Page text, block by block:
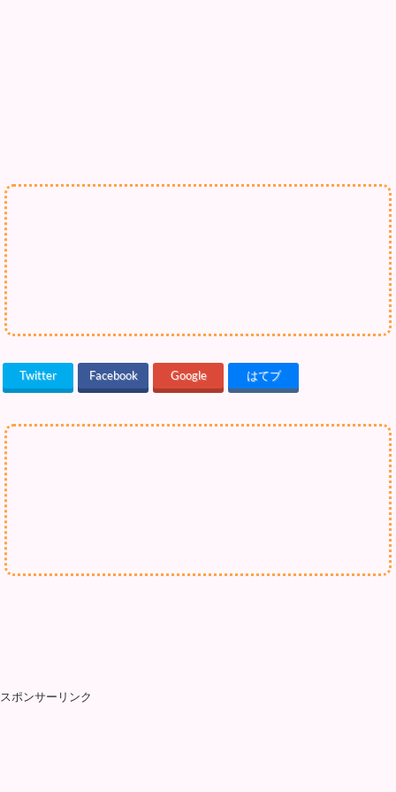
Twitter Facebook Google はてブ
スポンサーリンク